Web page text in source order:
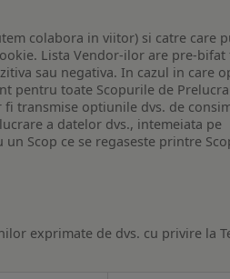
colabora in viitor) si catre care
Lista Vendor-ilor are pre-bifat
sau negativa. In cazul in care
pentru toate Scopurile de
transmise optiunile dvs. de
a datelor dvs., intemeiata pe
Scop ce se regaseste printre
exprimate de dvs. cu privire la